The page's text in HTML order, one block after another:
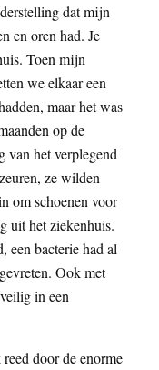
dat mijn
en oren had. Je
Toen mijn
we elkaar een
maar het was
op de
van het verplegend
ze wilden
om schoenen voor
uit het ziekenhuis.
een bacterie had al
Ook met
in een
door de enorme